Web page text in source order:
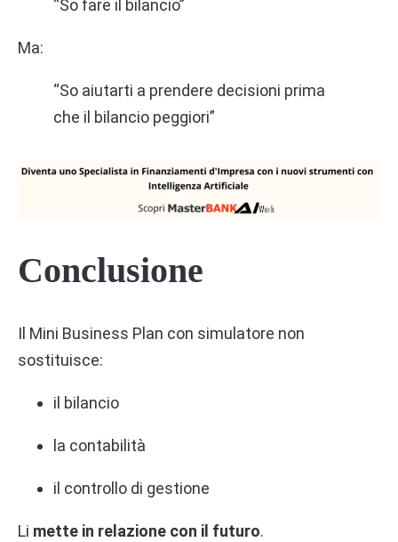
“So fare il bilancio”
Ma:
“So aiutarti a prendere decisioni prima
che il bilancio peggiori”
Conclusione
Il Mini Business Plan con simulatore non
sostituisce:
il bilancio
la contabilità
il controllo di gestione
Li mette in relazione con il futuro.